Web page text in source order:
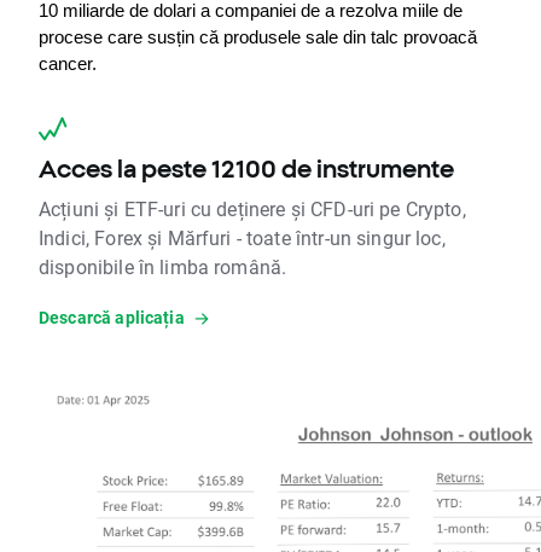
10 miliarde de dolari a companiei de a rezolva miile de
procese care susțin că produsele sale din talc provoacă
cancer.
Acces la peste 12100 de instrumente
Acțiuni și ETF-uri cu deținere și CFD-uri pe Crypto,
Indici, Forex și Mărfuri - toate într-un singur loc,
disponibile în limba română.
Descarcă aplicația